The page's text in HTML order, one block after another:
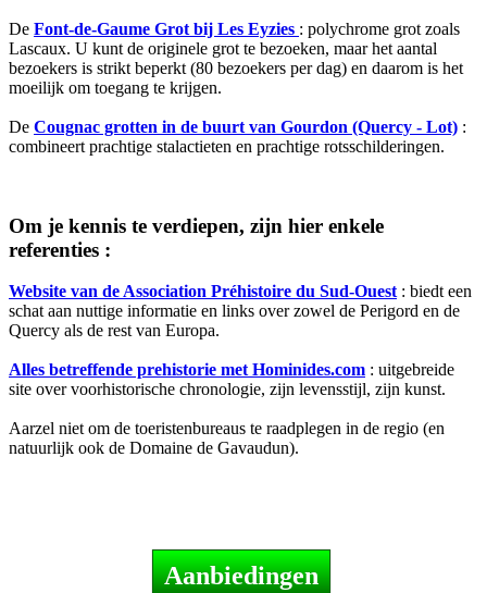
De Font-de-Gaume Grot bij Les Eyzies : polychrome grot zoals
Lascaux. U kunt de originele grot te bezoeken, maar het aantal
bezoekers is strikt beperkt (80 bezoekers per dag) en daarom is het
moeilijk om toegang te krijgen.
De Cougnac grotten in de buurt van Gourdon (Quercy - Lot) :
combineert prachtige stalactieten en prachtige rotsschilderingen.
Om je kennis te verdiepen, zijn hier enkele
referenties :
Website van de Association Préhistoire du Sud-Ouest : biedt een
schat aan nuttige informatie en links over zowel de Perigord en de
Quercy als de rest van Europa.
Alles betreffende prehistorie met Hominides.com : uitgebreide
site over voorhistorische chronologie, zijn levensstijl, zijn kunst.
Aarzel niet om de toeristenbureaus te raadplegen in de regio (en
natuurlijk ook de Domaine de Gavaudun).